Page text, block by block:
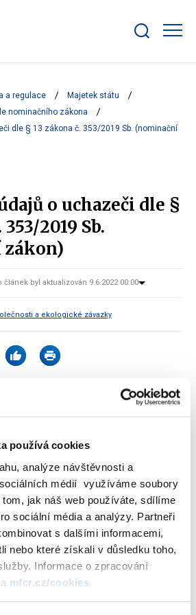
používá cookies
analýze návštěvnosti a
médií využíváme soubory
jak náš web používáte, sdílíme
sociální média a analýzy. Partneři
s dalšími informacemi,
nebo které získali v důsledku toho,
Informace o zpracování
mfcr.cz/cookies
bar
a regulace
Majetek státu
nominačního zákona
dle § 13 zákona č. 353/2019 Sb. (nominační
o uchazeči dle §
2019 Sb.
článek byl aktualizován 9.6.2022 00:00
a ekologické závazky
základě povinnosti uložené zákonem č.
tímto zveřejňuje, že uchazečem,
do právnické osoby s majetkovou účastí
člena dozorčí rady, je pan Ing. Radim
v roce 1971.
dle § 16 nominačního zákona
Radima Jirouta, MBA, LL.M. do funkce
KORADO, a.s. Výbor pro personální
31. května 2022 a ve svém stanovisku
Ministerstvo financí v souladu s